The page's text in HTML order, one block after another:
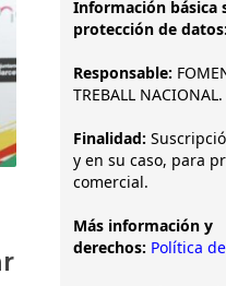
Información básica
protección de datos:
Responsable:
TREBALL NACIONAL.
Finalidad:
y en su caso, para
comercial.
Más información y
derechos: Política